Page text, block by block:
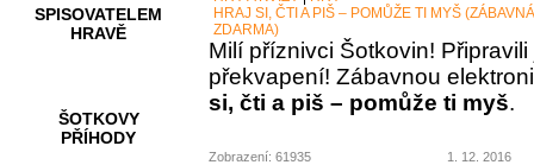
SPISOVATELEM
HRAVĚ
ŠOTKOVY
PŘÍHODY
HRAJ SI, ČTI A PIŠ – POMŮŽE TI MYŠ
ZDARMA)
Milí příznivci Šotkovin!
překvapení! Zábavnou
si, čti a piš – pomůže ti myš.
Zobrazení: 61935 1. 12. 2016